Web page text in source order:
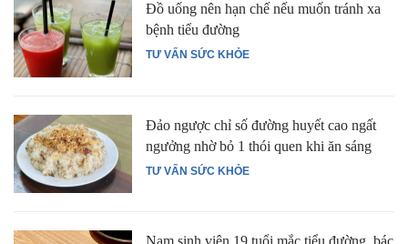
TƯ VẤN SỨC KHỎE
Đồ uống nên hạn chế nếu muốn tránh xa
bệnh tiểu đường
TƯ VẤN SỨC KHỎE
Đảo ngược chỉ số đường huyết cao ngất
ngưởng nhờ bỏ 1 thói quen khi ăn sáng